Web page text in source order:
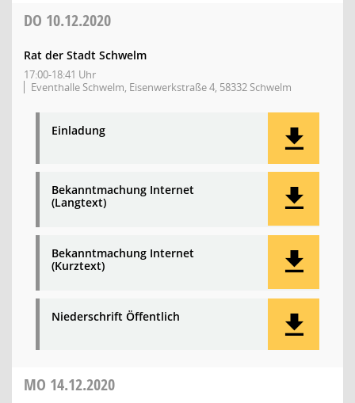
DO 10.12.2020
Rat der Stadt Schwelm
17:00-18:41 Uhr
Eventhalle Schwelm, Eisenwerkstraße 4, 58332 Schwelm
Einladung
Bekanntmachung Internet
(Langtext)
Bekanntmachung Internet
(Kurztext)
Niederschrift Öffentlich
MO 14.12.2020